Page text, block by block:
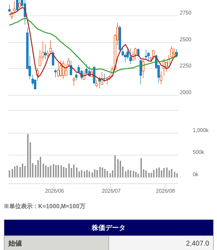
2026/06 2026/07 2026/08
2000
2250
2500
2750
0k
500k
1,000k
※単位表示：K=1000,M=100万
株価データ
始値
2,407.0